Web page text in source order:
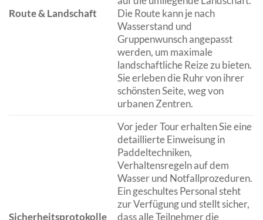
Route & Landschaft
Die Route kann je nach
Wasserstand und
Gruppenwunsch angepasst
werden, um maximale
landschaftliche Reize zu bieten.
Sie erleben die Ruhr von ihrer
schönsten Seite, weg von
urbanen Zentren.
Sicherheitsprotokolle
Vor jeder Tour erhalten Sie eine
detaillierte Einweisung in
Paddeltechniken,
Verhaltensregeln auf dem
Wasser und Notfallprozeduren.
Ein geschultes Personal steht
zur Verfügung und stellt sicher,
dass alle Teilnehmer die